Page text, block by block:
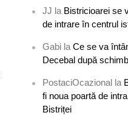
JJ la Bistricioarei se
de intrare în centrul
Gabi laCe se va
Decebal după
PostaciOcazional la
fi noua poartă de
Bistriței